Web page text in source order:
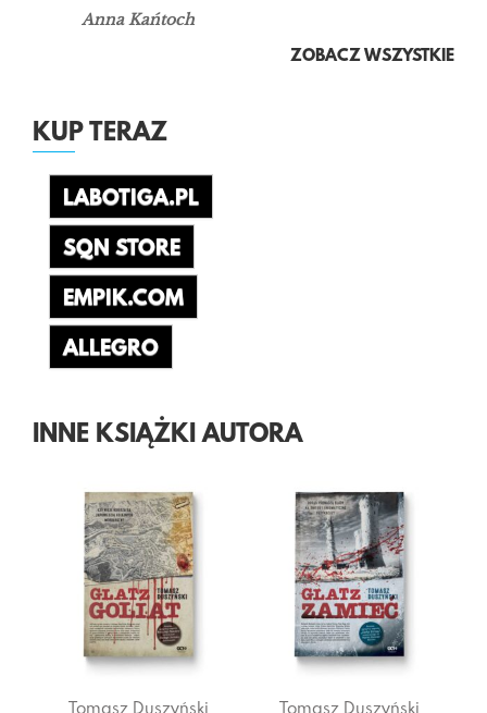
Anna Kańtoch
ZOBACZ WSZYSTKIE
KUP TERAZ
LABOTIGA.PL
SQN STORE
EMPIK.COM
ALLEGRO
INNE KSIĄŻKI AUTORA
Duszyński Tomasz Duszyński Tomasz